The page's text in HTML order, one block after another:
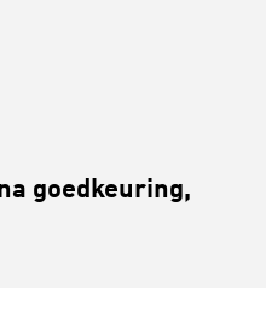
goedkeuring,